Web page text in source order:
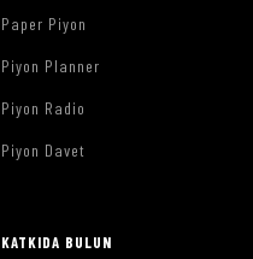
Paper Piyon
Piyon Planner
Piyon Radio
Piyon Davet
KATKIDA BULUN